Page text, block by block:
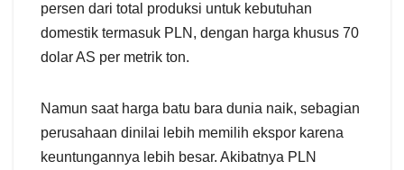
persen dari total produksi untuk kebutuhan
domestik termasuk PLN, dengan harga khusus 70
dolar AS per metrik ton.
Namun saat harga batu bara dunia naik, sebagian
perusahaan dinilai lebih memilih ekspor karena
keuntungannya lebih besar. Akibatnya PLN